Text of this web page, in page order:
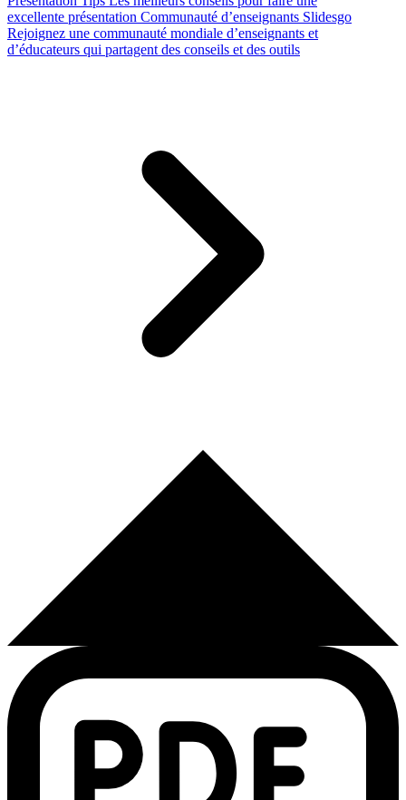
excellente présentation Communauté d’enseignants Slidesgo
Rejoignez une communauté mondiale d’enseignants et
d’éducateurs qui partagent des conseils et des outils